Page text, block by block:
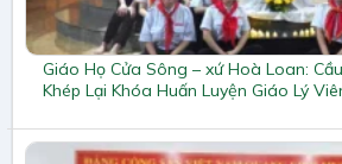
Giáo Họ Cửa Sông – xứ Hoà Loan:
Khép Lại Khóa Huấn Luyện Giáo Lý